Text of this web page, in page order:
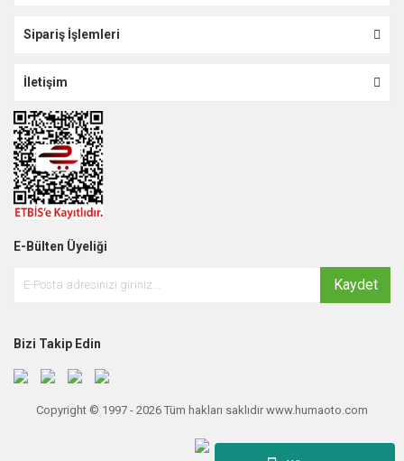
Sipariş İşlemleri
İletişim
E-Bülten Üyeliği
Kaydet
Bizi Takip Edin
Copyright © 1997 - 2026 Tüm hakları saklıdır www.humaoto.com